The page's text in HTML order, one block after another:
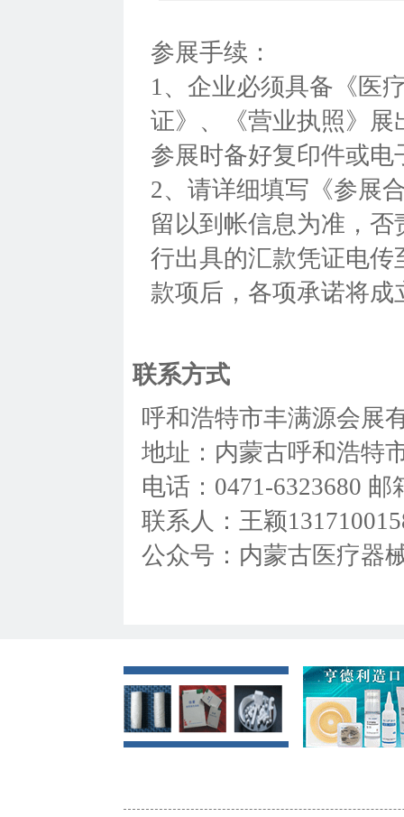
参展手续：
1、企业必须具备《医
证》、《营业执照》
参展时备好复印件或电
2、请详细填写《参展
留以到帐信息为准，
行出具的汇款凭证电
款项后，各项承诺将
联系方式
呼和浩特市丰满源会展
地址：内蒙古呼和浩特
电话：0471-6323680 邮
联系人：王颖
公众号：内蒙古医疗器